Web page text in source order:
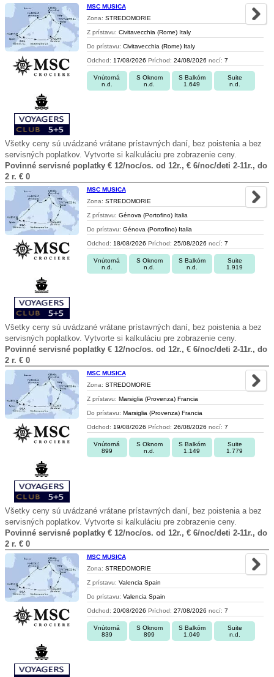
MSC MUSICA
Zona: STREDOMORIE
Z prístavu: Civitavecchia (Rome) Italy
Do prístavu: Civitavecchia (Rome) Italy
Odchod: 17/08/2026 Príchod: 24/08/2026 nocí: 7
Vnútorná
n.d.
S Oknom
n.d.
S Balkóm
1.649
Suite
n.d.
Všetky ceny sú uvádzané vrátane prístavných daní, bez poistenia a bez
servisných poplatkov. Vytvorte si kalkuláciu pre zobrazenie ceny.
Povinné servisné poplatky € 12/noc/os. od 12r., € 6/noc/deti 2-11r., do
2 r. € 0
MSC MUSICA
Zona: STREDOMORIE
Z prístavu: Génova (Portofino) Italia
Do prístavu: Génova (Portofino) Italia
Odchod: 18/08/2026 Príchod: 25/08/2026 nocí: 7
Vnútorná
n.d.
S Oknom
n.d.
S Balkóm
n.d.
Suite
1.919
Všetky ceny sú uvádzané vrátane prístavných daní, bez poistenia a bez
servisných poplatkov. Vytvorte si kalkuláciu pre zobrazenie ceny.
Povinné servisné poplatky € 12/noc/os. od 12r., € 6/noc/deti 2-11r., do
2 r. € 0
MSC MUSICA
Zona: STREDOMORIE
Z prístavu: Marsiglia (Provenza) Francia
Do prístavu: Marsiglia (Provenza) Francia
Odchod: 19/08/2026 Príchod: 26/08/2026 nocí: 7
Vnútorná
899
S Oknom
n.d.
S Balkóm
1.149
Suite
1.779
Všetky ceny sú uvádzané vrátane prístavných daní, bez poistenia a bez
servisných poplatkov. Vytvorte si kalkuláciu pre zobrazenie ceny.
Povinné servisné poplatky € 12/noc/os. od 12r., € 6/noc/deti 2-11r., do
2 r. € 0
MSC MUSICA
Zona: STREDOMORIE
Z prístavu: Valencia Spain
Do prístavu: Valencia Spain
Odchod: 20/08/2026 Príchod: 27/08/2026 nocí: 7
Vnútorná
839
S Oknom
899
S Balkóm
1.049
Suite
n.d.